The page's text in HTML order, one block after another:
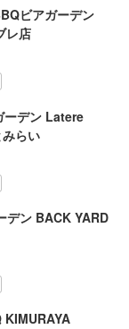
ビアガーデン
レ店
ーデン Latere
らい
デン BACK YARD
KIMURAYA